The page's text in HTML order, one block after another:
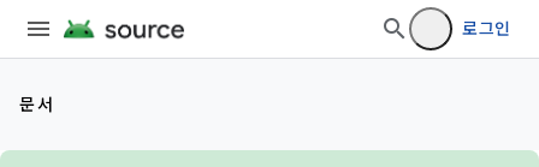
로그인
문서